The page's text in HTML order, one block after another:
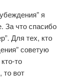
я
что спасибо
Для тех, кто
советую
то
то вот